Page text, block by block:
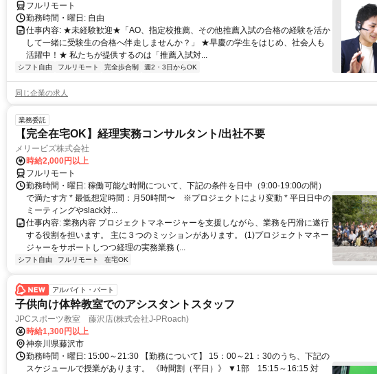
フルリモート
勤務時間・曜日: 自由
仕事内容: ★未経験歓迎★「AO、指定校推薦、その他推薦入試の合格の経験を活か
して一緒に受験生の合格へ伴走しませんか？」 ★早慶の学生をはじめ、社会人も
活躍中！★ 私たちが提供するのは「推薦入試対...
シフト自由 フルリモート 完全歩合制 週2・3日からOK
同じ企業の求人
業務委託
【完全在宅OK】経理実務コンサルタント/出社不要
メリービズ株式会社
時給2,000円以上
フルリモート
勤務時間・曜日: 稼働可能な時間について、下記の条件を日中（9:00-19:00の間）
で満たす方 * 最低想定時間：月50時間〜 ※プロジェクトにより変動 * 平日日中の
ミーティングやslack対...
仕事内容: 業務内容 プロジェクトマネージャーを支援しながら、業務を円滑に遂行
する役割を担います。 主に３つのミッションがあります。 (1)プロジェクトマネー
ジャーをサポートしつつ経理の実務業務 (...
シフト自由 フルリモート 在宅OK
アルバイト・パート
子供向け体幹教室でのアシスタントスタッフ
JPCスポーツ教室 藤沢店(株式会社J-PRoach)
時給1,300円以上
神奈川県藤沢市
勤務時間・曜日: 15:00～21:30 【勤務について】 15：00～21：30のうち、下記の
スケジュールで授業があります。 《時間割（平日）》 ▼1部 15:15～16:15 対